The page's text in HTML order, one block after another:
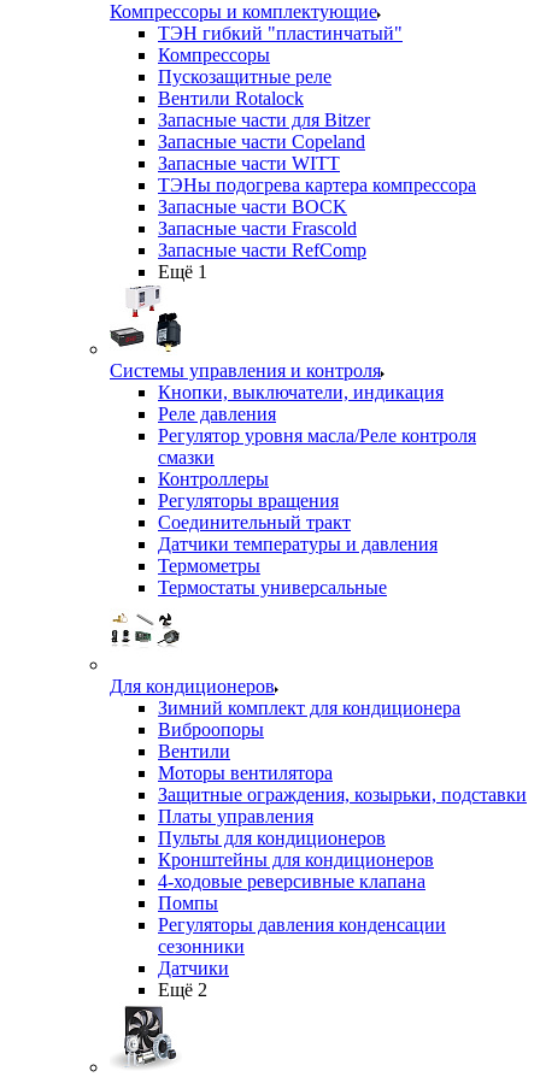
Компрессоры и комплектующие
ТЭН гибкий "пластинчатый"
Компрессоры
Пускозащитные реле
Вентили Rotalock
Запасные части для Bitzer
Запасные части Copeland
Запасные части WITT
ТЭНы подогрева картера компрессора
Запасные части BOCK
Запасные части Frascold
Запасные части RefComp
Ещё 1
Системы управления и контроля
Кнопки, выключатели, индикация
Реле давления
Регулятор уровня масла/Реле контроля
смазки
Контроллеры
Регуляторы вращения
Соединительный тракт
Датчики температуры и давления
Термометры
Термостаты универсальные
Для кондиционеров
Зимний комплект для кондиционера
Виброопоры
Вентили
Моторы вентилятора
Защитные ограждения, козырьки, подставки
Платы управления
Пульты для кондиционеров
Кронштейны для кондиционеров
4-ходовые реверсивные клапана
Помпы
Регуляторы давления конденсации
сезонники
Датчики
Ещё 2